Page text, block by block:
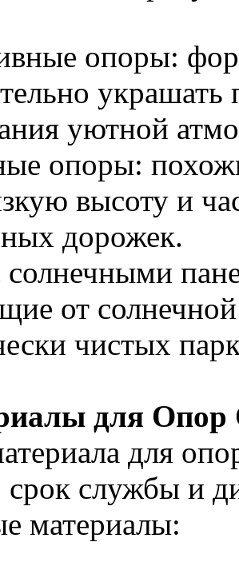
опоры:
украшать
уютной
опоры:
высоту и
дорожек.
от
чистых
для Опор
для
срок службы и
материалы: